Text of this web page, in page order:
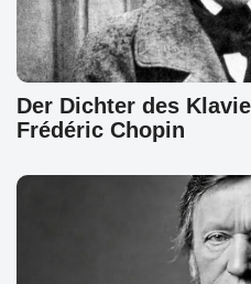
Der Dichter des
Frédéric Chopin